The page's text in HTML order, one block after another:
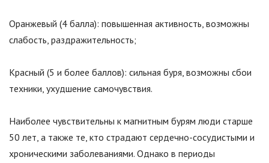
Оранжевый (4 балла): повышенная активность, возможны
слабость, раздражительность;
Красный (5 и более баллов): сильная буря, возможны сбои
техники, ухудшение самочувствия.
Наиболее чувствительны к магнитным бурям люди старше
50 лет, а также те, кто страдают сердечно-сосудистыми и
хроническими заболеваниями. Однако в периоды